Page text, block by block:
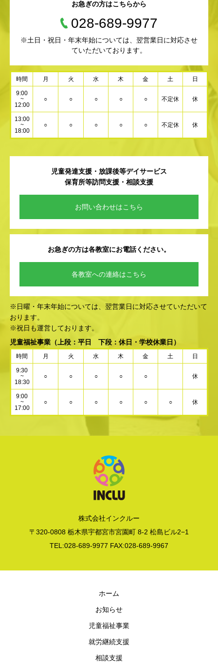
お急ぎの方はこちらから
028-689-9977
※土日・祝日・年末年始については、翌営業日に対応させ
ていただいております。
時間 月 火 水 木 金 土 日
9:00
~
12:00
○ ○ ○ ○ ○ 不定休 休
13:00
~
18:00
○ ○ ○ ○ ○ 不定休 休
児童発達支援・放課後等デイサービス
保育所等訪問支援・相談支援
お問い合わせはこちら
お急ぎの方は各教室にお電話ください。
各教室への連絡はこちら
※日曜・年末年始については、翌営業日に対応させていただいて
おります。
※祝日も運営しております。
児童福祉事業 （上段：平日 下段：休日・学校休業日）
時間 月 火 水 木 金 土 日
9:30
~
18:30
○ ○ ○ ○ ○ 休
9:00
~
17:00
○ ○ ○ ○ ○ ○ 休
株式会社インクルー
〒320-0808 栃木県宇都宮市宮園町 8-2 松島ビル2−1
TEL:028-689-9977 FAX:028-689-9967
ホーム
お知らせ
児童福祉事業
就労継続支援
相談支援